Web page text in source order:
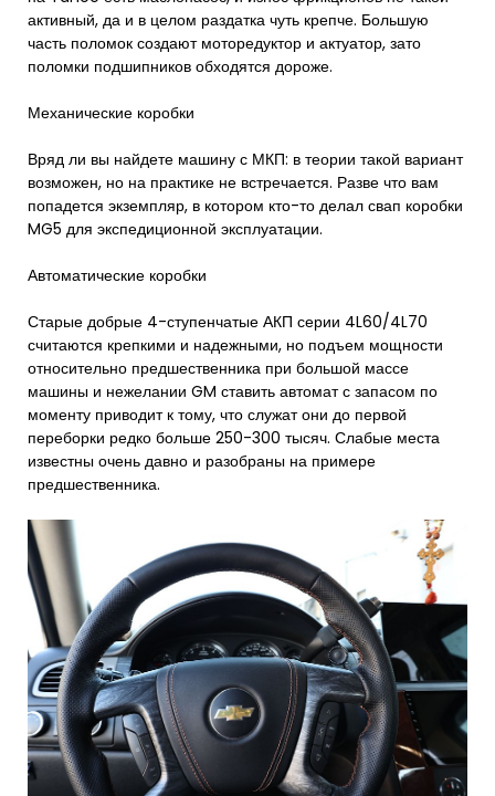
активный, да и в целом раздатка чуть крепче. Большую
часть поломок создают моторедуктор и актуатор, зато
поломки подшипников обходятся дороже.
Механические коробки
Вряд ли вы найдете машину с МКП: в теории такой вариант
возможен, но на практике не встречается. Разве что вам
попадется экземпляр, в котором кто-то делал свап коробки
MG5 для экспедиционной эксплуатации.
Автоматические коробки
Старые добрые 4-ступенчатые АКП серии 4L60/4L70
считаются крепкими и надежными, но подъем мощности
относительно предшественника при большой массе
машины и нежелании GM ставить автомат с запасом по
моменту приводит к тому, что служат они до первой
переборки редко больше 250-300 тысяч. Слабые места
известны очень давно и разобраны на примере
предшественника.